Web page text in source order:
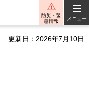
防災・緊
急情報
メニュー
更新日：2026年7月10日